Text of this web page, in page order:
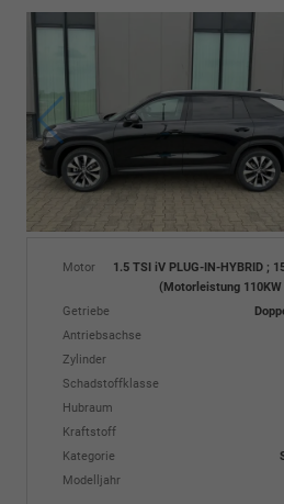
Motor
1.5 TSI iV PLUG-IN-HYBRID ;
(Motorleistung
Getriebe
Antriebsachse
Zylinder
Schadstoffklasse
Hubraum
Kraftstoff
Kategorie
Modelljahr